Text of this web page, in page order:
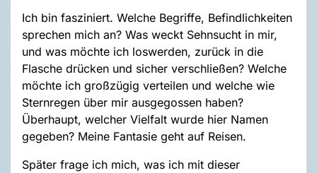
Ich bin fasziniert. Welche Begriffe, Befindlichkeiten
sprechen mich an? Was weckt Sehnsucht in mir,
und was möchte ich loswerden, zurück in die
Flasche drücken und sicher verschließen? Welche
möchte ich großzügig verteilen und welche wie
Sternregen über mir ausgegossen haben?
Überhaupt, welcher Vielfalt wurde hier Namen
gegeben? Meine Fantasie geht auf Reisen.
Später frage ich mich, was ich mit dieser